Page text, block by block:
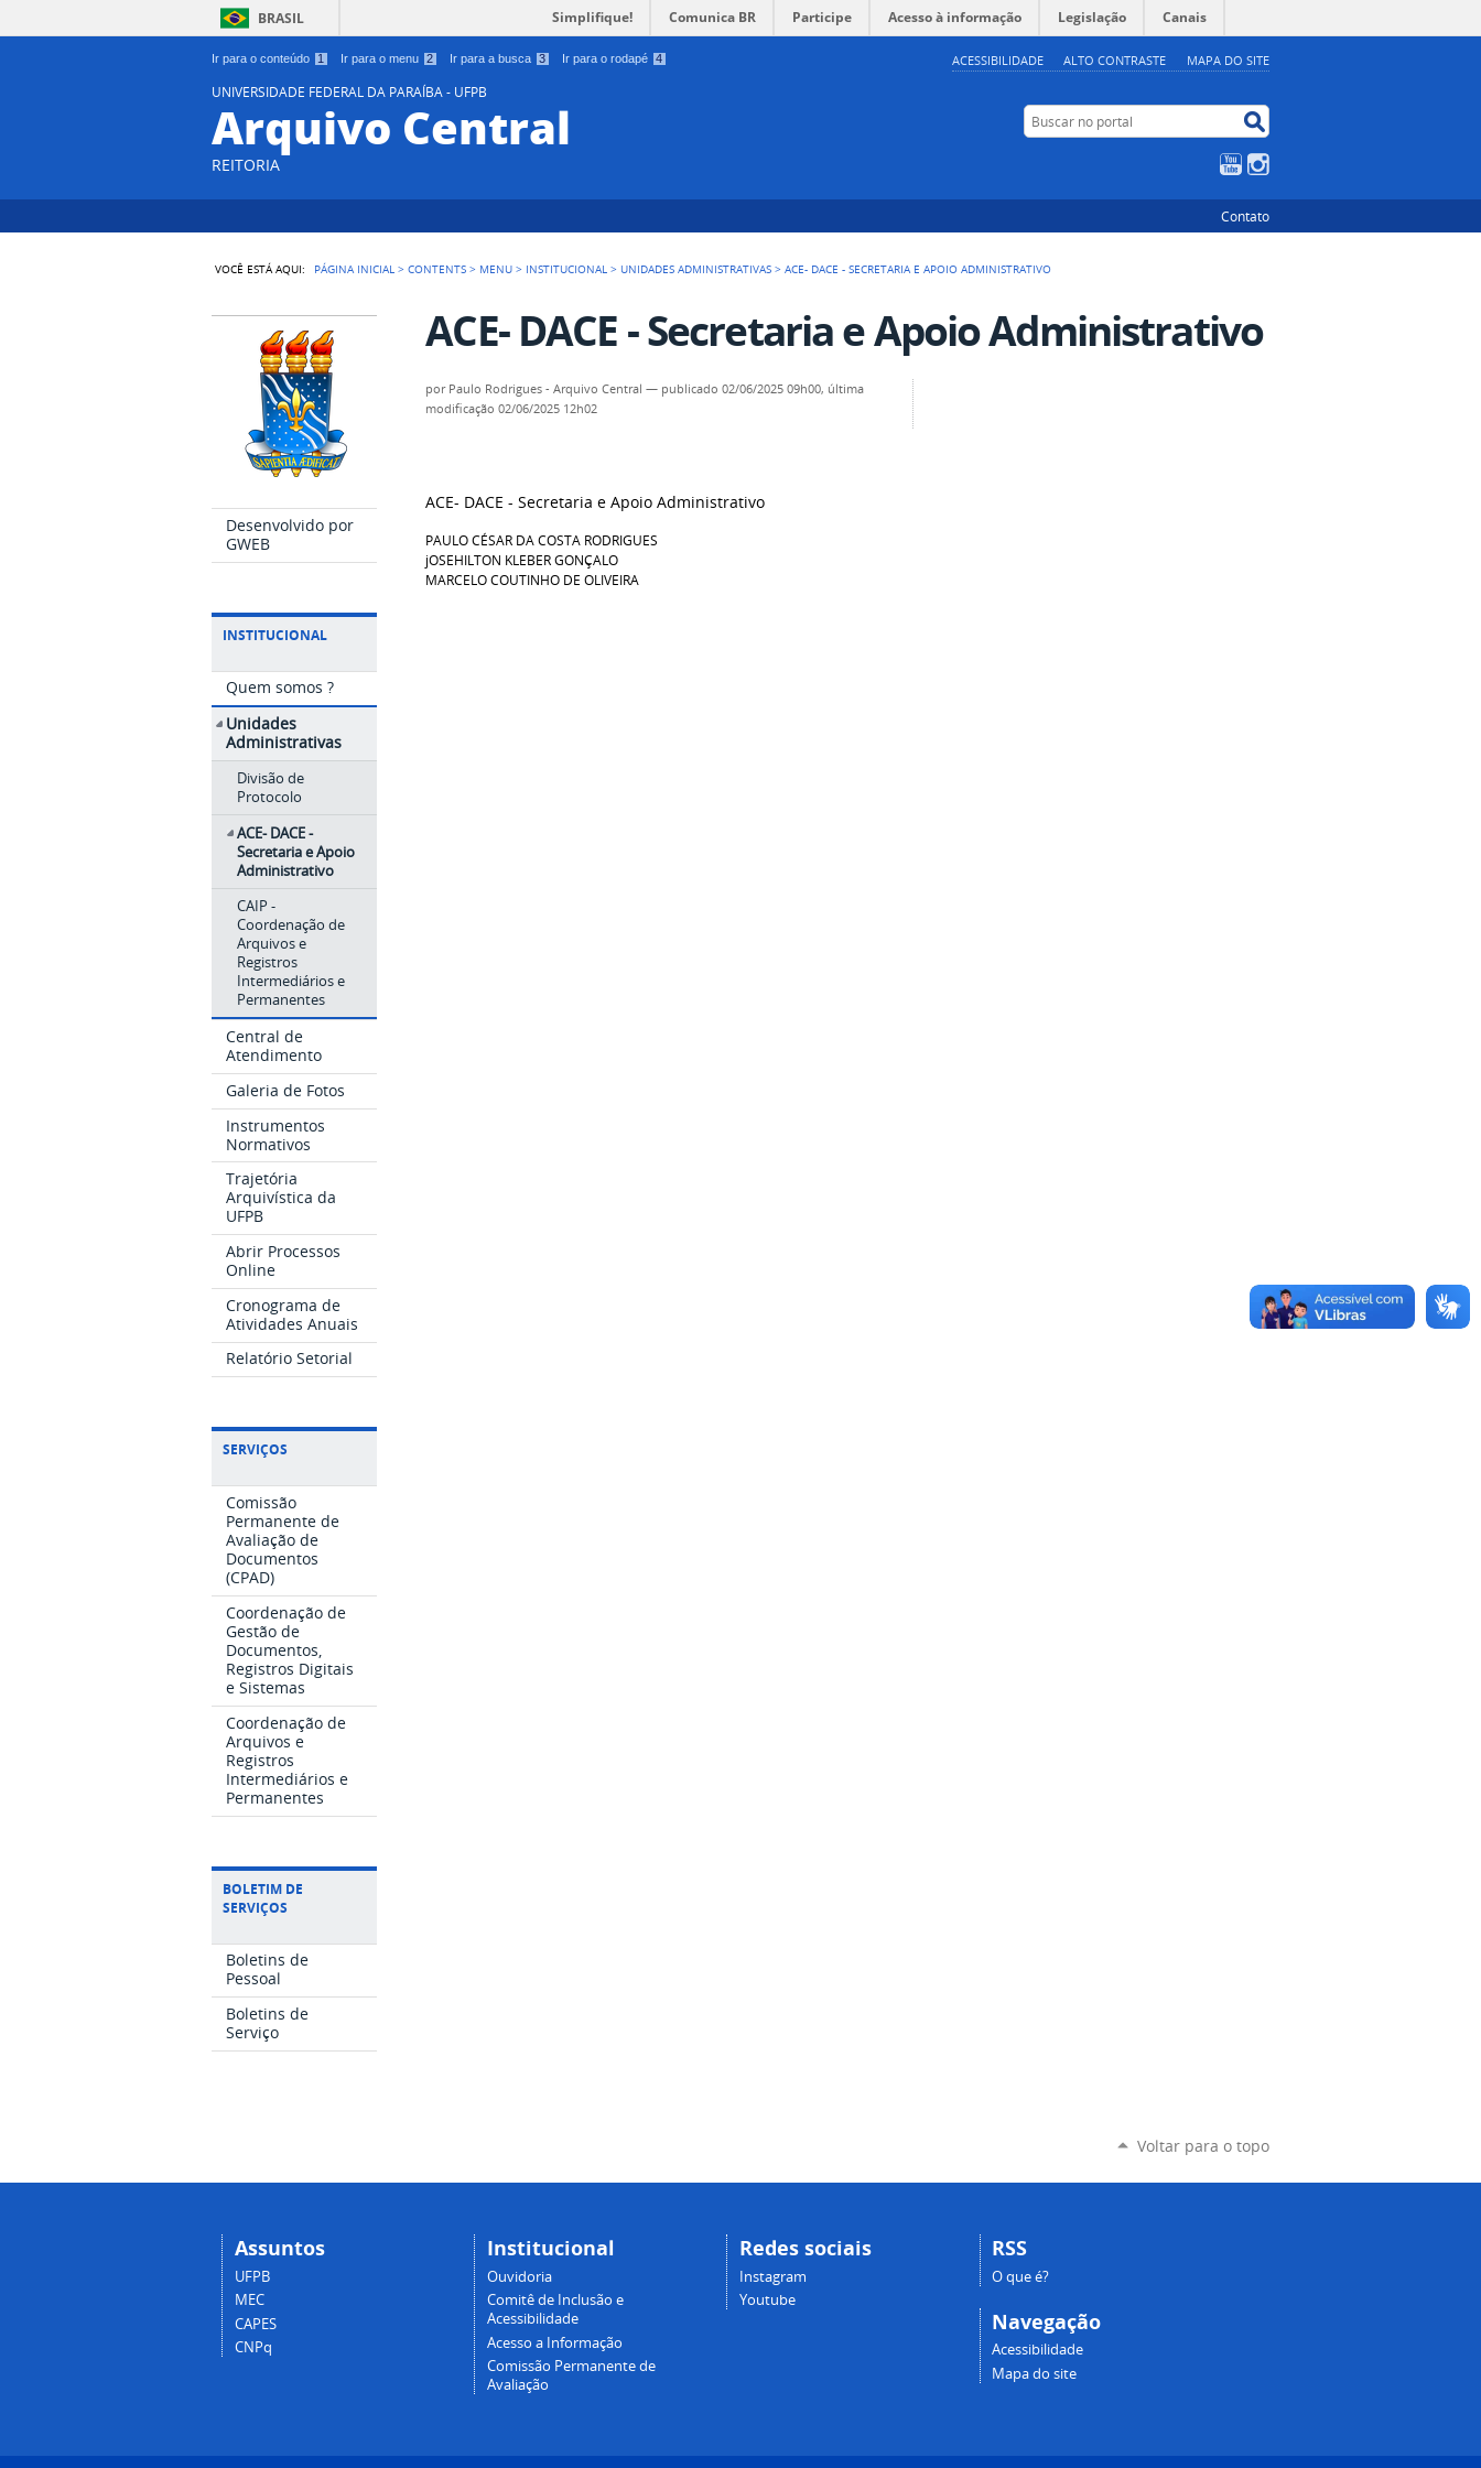
Ir para o conteúdo 1 Ir para o menu 2 Ir para a busca 3 Ir para o rodapé 4 ACESSIBILIDADE ALTO CONTRASTE MAPA DO SITE
BRASIL Simplifique! Comunica BR Participe Acesso à informação Legislação Canais
UNIVERSIDADE FEDERAL DA PARAÍBA - UFPB
Arquivo Central
REITORIA
Buscar no portal
YouTube
Contato
VOCÊ ESTÁ AQUI: PÁGINA INICIAL >CONTENTS > MENU > INSTITUCIONAL > UNIDADES ADMINISTRATIVAS >ACE- DACE - SECRETARIA E APOIO ADMINISTRATIVO
Desenvolvido por
GWEB
INSTITUCIONAL
Quem somos ?
Unidades
Administrativas
Divisão de
Protocolo
ACE- DACE -
Secretaria e Apoio
Administrativo
CAIP -
Coordenação de
Arquivos e
Registros
Intermediários e
Permanentes
Central de
Atendimento
Galeria de Fotos
Instrumentos
Normativos
Trajetória
Arquivística da
UFPB
Abrir Processos
Online
Cronograma de
Atividades Anuais
Relatório Setorial
SERVIÇOS
Comissão
Permanente de
Avaliação de
Documentos
(CPAD)
Coordenação de
Gestão de
Documentos,
Registros Digitais
e Sistemas
Coordenação de
Arquivos e
Registros
Intermediários e
Permanentes
BOLETIM DE
SERVIÇOS
Boletins de
Pessoal
Boletins de
Serviço
ACE- DACE - Secretaria e Apoio Administrativo
por Paulo Rodrigues - Arquivo Central — publicado 02/06/2025 09h00, última
modificação 02/06/2025 12h02
ACE- DACE - Secretaria e Apoio Administrativo
PAULO CÉSAR DA COSTA RODRIGUES
jOSEHILTON KLEBER GONÇALO
MARCELO COUTINHO DE OLIVEIRA
Voltar para o topo
Assuntos
UFPB
MEC
CAPES
CNPq
Institucional
Ouvidoria
Comitê de Inclusão e
Acessibilidade
Acesso a Informação
Comissão Permanente de
Avaliação
Redes sociais
Instagram
Youtube
RSS
O que é?
Navegação
Acessibilidade
Mapa do site